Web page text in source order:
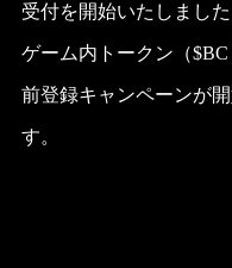
受付を開始いたしまし
ゲーム内トークン（
前登録キャンペーンが
す。